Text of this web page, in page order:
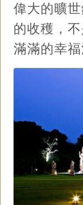
偉大的曠
的收穫，
滿滿的幸